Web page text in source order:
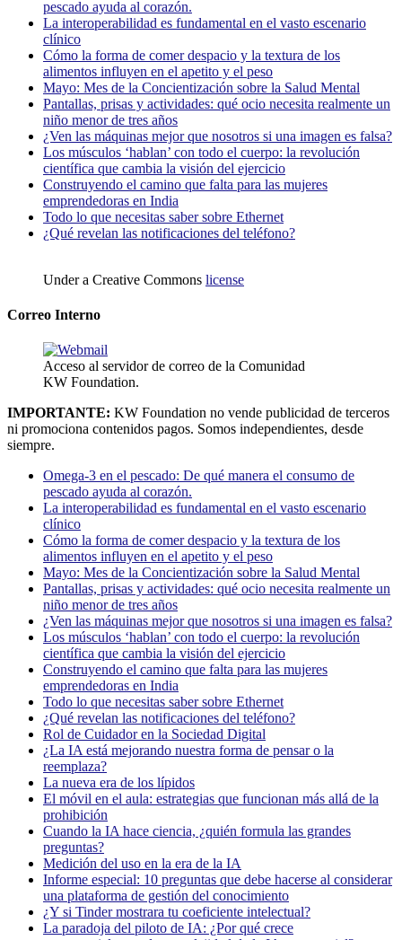
pescado ayuda al corazón.
La interoperabilidad es fundamental en el vasto escenario
clínico
Cómo la forma de comer despacio y la textura de los
alimentos influyen en el apetito y el peso
Mayo: Mes de la Concientización sobre la Salud Mental
Pantallas, prisas y actividades: qué ocio necesita realmente un
niño menor de tres años
¿Ven las máquinas mejor que nosotros si una imagen es falsa?
Los músculos ‘hablan’ con todo el cuerpo: la revolución
científica que cambia la visión del ejercicio
Construyendo el camino que falta para las mujeres
emprendedoras en India
Todo lo que necesitas saber sobre Ethernet
¿Qué revelan las notificaciones del teléfono?
Under a Creative Commons license
Correo Interno
Acceso al servidor de correo de la Comunidad
KW Foundation.
IMPORTANTE: KW Foundation no vende publicidad de terceros
ni promociona contenidos pagos. Somos independientes, desde
siempre.
Omega-3 en el pescado: De qué manera el consumo de
pescado ayuda al corazón.
La interoperabilidad es fundamental en el vasto escenario
clínico
Cómo la forma de comer despacio y la textura de los
alimentos influyen en el apetito y el peso
Mayo: Mes de la Concientización sobre la Salud Mental
Pantallas, prisas y actividades: qué ocio necesita realmente un
niño menor de tres años
¿Ven las máquinas mejor que nosotros si una imagen es falsa?
Los músculos ‘hablan’ con todo el cuerpo: la revolución
científica que cambia la visión del ejercicio
Construyendo el camino que falta para las mujeres
emprendedoras en India
Todo lo que necesitas saber sobre Ethernet
¿Qué revelan las notificaciones del teléfono?
Rol de Cuidador en la Sociedad Digital
¿La IA está mejorando nuestra forma de pensar o la
reemplaza?
La nueva era de los lípidos
El móvil en el aula: estrategias que funcionan más allá de la
prohibición
Cuando la IA hace ciencia, ¿quién formula las grandes
preguntas?
Medición del uso en la era de la IA
Informe especial: 10 preguntas que debe hacerse al considerar
una plataforma de gestión del conocimiento
¿Y si Tinder mostrara tu coeficiente intelectual?
La paradoja del piloto de IA: ¿Por qué crece